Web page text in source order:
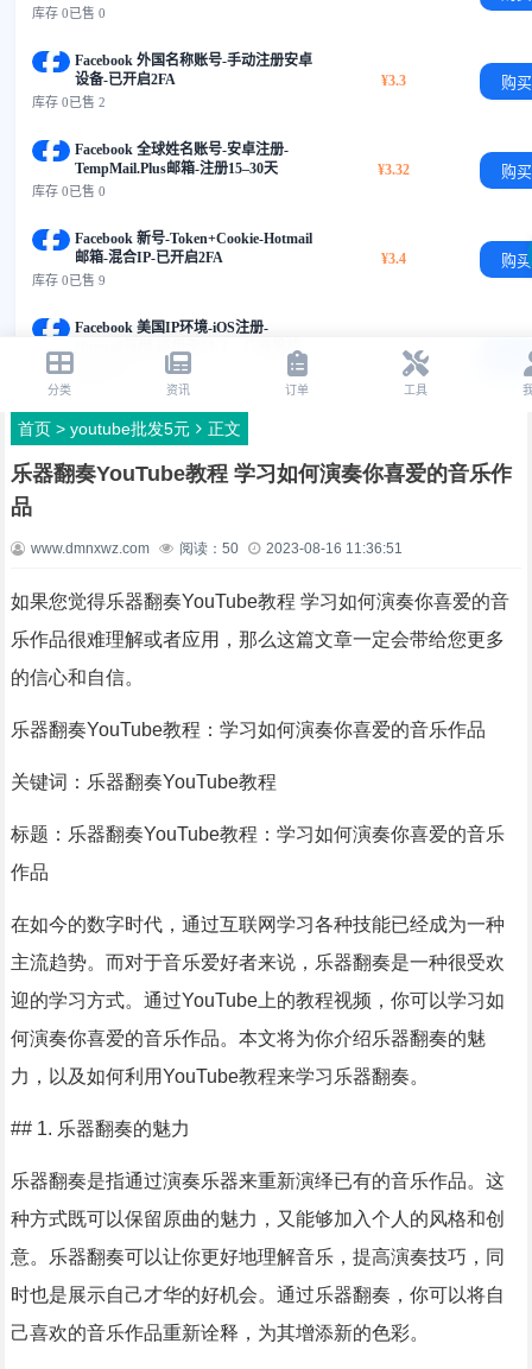
首页> youtube批发5元 正文
乐器翻奏YouTube教程 学习如何演奏你喜爱的音乐作
品
www.dmnxwz.com 阅读： 50 2023-08-16 11:36:51
如果您觉得乐器翻奏YouTube教程 学习如何演奏你喜爱的音
乐作品很难理解或者应用，那么这篇文章一定会带给您更多
的信心和自信。
乐器翻奏YouTube教程：学习如何演奏你喜爱的音乐作品
关键词：乐器翻奏YouTube教程
标题：乐器翻奏YouTube教程：学习如何演奏你喜爱的音乐
作品
在如今的数字时代，通过互联网学习各种技能已经成为一种
主流趋势。而对于音乐爱好者来说，乐器翻奏是一种很受欢
迎的学习方式。通过YouTube上的教程视频，你可以学习如
何演奏你喜爱的音乐作品。本文将为你介绍乐器翻奏的魅
力，以及如何利用YouTube教程来学习乐器翻奏。
## 1. 乐器翻奏的魅力
乐器翻奏是指通过演奏乐器来重新演绎已有的音乐作品。这
种方式既可以保留原曲的魅力，又能够加入个人的风格和创
意。乐器翻奏可以让你更好地理解音乐，提高演奏技巧，同
时也是展示自己才华的好机会。通过乐器翻奏，你可以将自
己喜欢的音乐作品重新诠释，为其增添新的色彩。